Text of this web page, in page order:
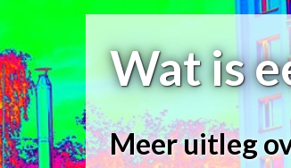
Wat is
Meer uitleg